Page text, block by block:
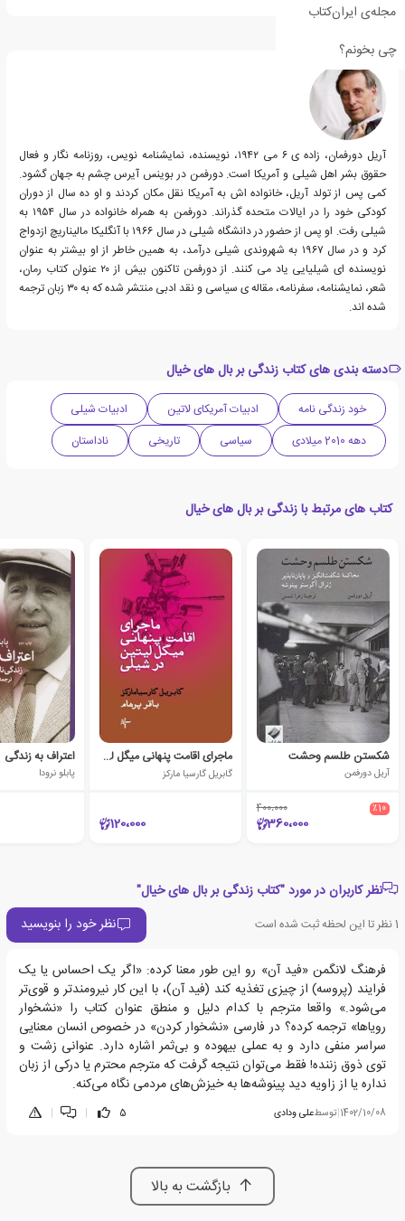
مجله‌ی ایران‌کتاب
چی بخونم؟
درباره آریل دورفمن
آریل دورفمان، زاده ی ۶ می ۱۹۴۲، نویسنده، نمایشنامه نویس، روزنامه نگار و فعال
حقوق بشر اهل شیلی و آمریکا است. دورفمن در بوینس آیرس چشم به جهان گشود.
کمی پس از تولد آریل، خانواده اش به آمریکا نقل مکان کردند و او ده سال از دوران
کودکی خود را در ایالات متحده گذراند. دورفمن به همراه خانواده در سال ۱۹۵۴ به
شیلی رفت. او پس از حضور در دانشگاه شیلی در سال ۱۹۶۶ با آنگلیکا مالیناریچ ازدواج
کرد و در سال ۱۹۶۷ به شهروندی شیلی درآمد، به همین خاطر از او بیشتر به عنوان
نویسنده ای شیلیایی یاد می کنند. از دورفمن تاکنون بیش از ۲۰ عنوان کتاب رمان،
شعر، نمایشنامه، سفرنامه، مقاله ی سیاسی و نقد ادبی منتشر شده که به ۳۰ زبان ترجمه
شده اند.
دسته بندی های کتاب زندگی بر بال های خیال
خود زندگی نامه ادبیات آمریکای لاتین
ادبیات شیلی
دهه 2010 میلادی
سیاسی تاریخی ناداستان
کتاب های مرتبط با زندگی بر بال های خیال
شکستن طلسم وحشت
آریل دورفمن
٪10 400،000
360،000
ماجرای اقامت پنهانی میگل لیتین در شیلی
گابریل گارسیا مارکز
120،000
اعتراف به زندگی
پابلو نرودا
نظر کاربران در مورد "کتاب زندگی بر بال های خیال"
1نظر تا این لحظه ثبت شده است نظر خود را بنویسید
فرهنگ لانگمن «فید آن» رو این طور معنا کرده: «اگر یک احساس یا یک
فرایند (پروسه) از چیزی تغذیه کند (فید آن)، با این کار نیرومندتر و قوی‌تر
می‌شود.» واقعا مترجم با کدام دلیل و منطق عنوان کتاب را «نشخوار
رویاها» ترجمه کرده؟ در فارسی «نشخوار کردن» در خصوص انسان معنایی
سراسر منفی دارد و به عملی بیهوده و بی‌ثمر اشاره دارد. عنوانی زشت و
توی ذوق زننده! فقط می‌توان نتیجه گرفت که مترجم محترم یا درکی از زبان
نداره یا از زاویه دید پینوشه‌ها به خیزش‌های مردمی نگاه می‌کنه.
1402/10/08
|توسطعلی ودادی 5
|
|
بازگشت به بالا